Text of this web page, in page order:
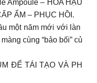
Ampoule – HOA HẬU
ẨM – PHỤC HỒI.
một năm mới với làn
cùng “bảo bối” củ
ĐỂ TÁI TẠO VÀ PH